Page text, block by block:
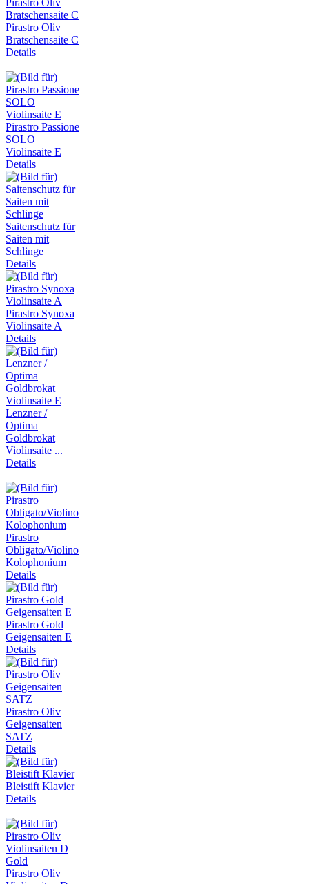
Pirastro Oliv
Bratschensaite C
Details
Pirastro Passione
SOLO
Violinsaite E
Details
Saitenschutz für
Saiten mit
Schlinge
Details
Pirastro Synoxa
Violinsaite A
Details
Lenzner /
Optima
Goldbrokat
Violinsaite ...
Details
Pirastro
Obligato/Violino
Kolophonium
Details
Pirastro Gold
Geigensaiten E
Details
Pirastro Oliv
Geigensaiten
SATZ
Details
Bleistift Klavier
Details
Pirastro Oliv